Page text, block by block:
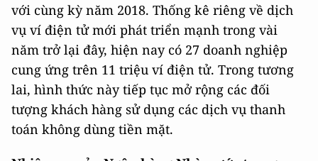
với cùng kỳ năm 2018. Thống kê riêng về dịch
vụ ví điện tử mới phát triển mạnh trong vài
năm trở lại đây, hiện nay có 27 doanh nghiệp
cung ứng trên 11 triệu ví điện tử. Trong tương
lai, hình thức này tiếp tục mở rộng các đối
tượng khách hàng sử dụng các dịch vụ thanh
toán không dùng tiền mặt.